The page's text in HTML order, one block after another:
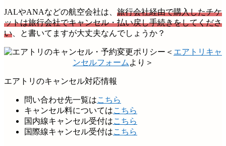
JALやANAなどの航空会社は、 旅行会社経由で購入したチケ
ットは旅行会社でキャンセル・払い戻し手続きをしてくださ
い 、と書いてますが大丈夫なんでしょうか？
＜ エアトリキャ
ンセルフォーム より＞
エアトリのキャンセル対応情報
問い合わせ先一覧はこちら
キャンセル料についてはこちら
国内線キャンセル受付はこちら
国際線キャンセル受付はこちら